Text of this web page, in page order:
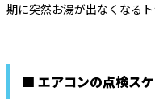
期に突然お湯が出なくなる
■ エアコンの点検ス